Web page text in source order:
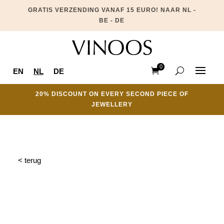
GRATIS VERZENDING VANAF 15 EURO! NAAR NL -
BE - DE
EN NL DE
0
Ite
20% DISCOUNT ON EVERY SECOND PIECE OF
JEWELLERY
< terug